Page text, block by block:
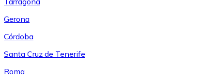
Gerona
Córdoba
Santa Cruz de Tenerife
Roma